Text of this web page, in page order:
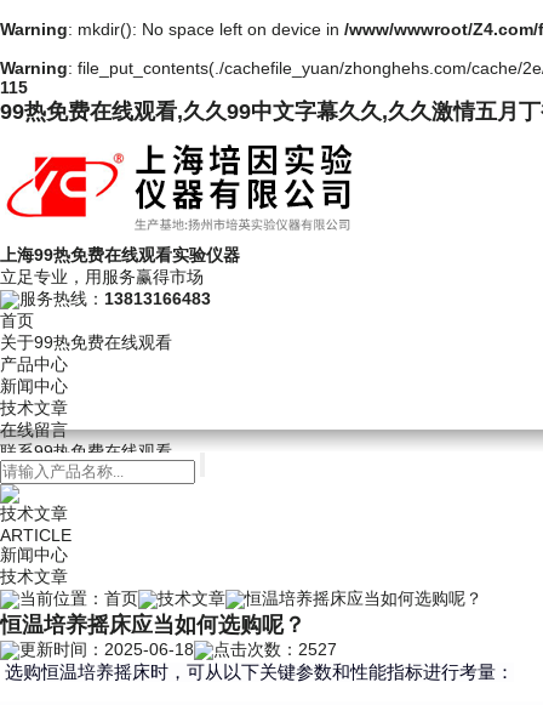
Warning: mkdir(): No space left on device in /www/wwwroot/
Warning: file_put_contents(./cachefile_yuan/zhonghehs.com/cache/
115
99热免费在线观看,久久99中文字幕久久,久久激情五月
上海99热免费在线观看实验仪器
立足专业，用服务赢得市场
服务热线： 13813166483
首页
关于99热免费在线观看
产品中心
新闻中心
技术文章
在线留言
联系99热免费在线观看
技术文章
ARTICLE
新闻中心
技术文章
当前位置： 首页 技术文章 恒温培养摇床应当如何选购呢？
恒温培养摇床应当如何选购呢？
更新时间：2025-06-18
点击次数：2527
选购恒温培养摇床时，可从以下关键参数和性能指标进行考量：